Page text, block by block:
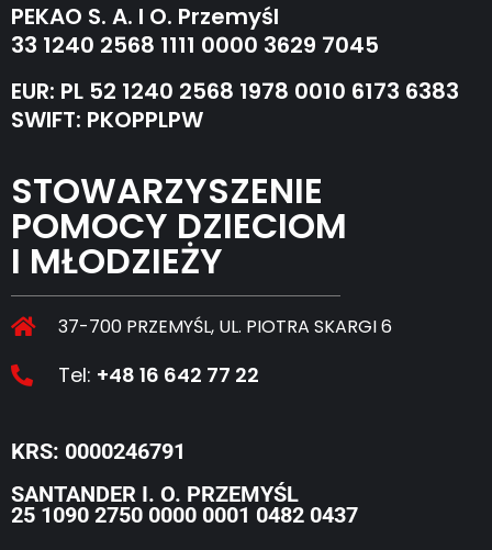
PEKAO S. A. I O. Przemyśl
33 1240 2568 1111 0000 3629 7045
EUR: PL 52 1240 2568 1978 0010 6173 6383
SWIFT: PKOPPLPW
STOWARZYSZENIE
POMOCY DZIECIOM
I MŁODZIEŻY
37-700 PRZEMYŚL, UL. PIOTRA SKARGI 6
Tel: +48 16 642 77 22
KRS: 0000246791
SANTANDER I. O. PRZEMYŚL
25 1090 2750 0000 0001 0482 0437